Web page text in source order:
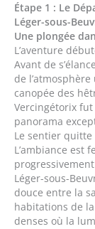
Étape 1 : Le
Léger-sous-
Une plongée
L’aventure
Avant de
de
canopée des
Vercingétorix
panorama
Le sentier quitte
L’ambiance est
Léger-sous-
douce entre la
habitations de
denses où la